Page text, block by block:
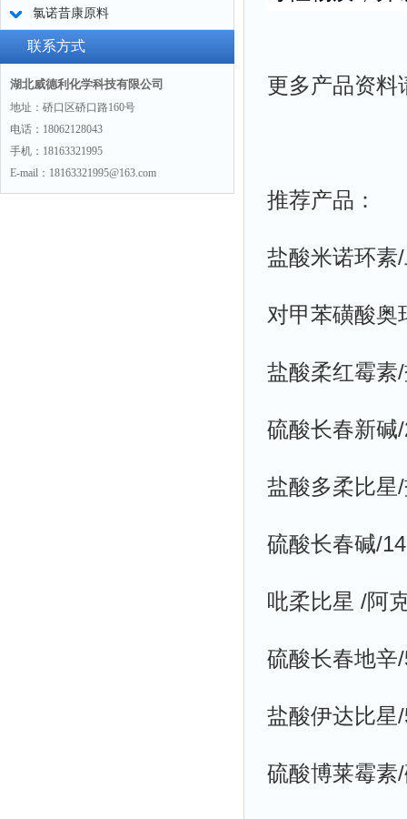
氯诺昔康原料
联系方式
湖北威德利化学科技有限公司
地址：硚口区硚口路160号
电话：18062128043
手机：18163321995
E-mail：18163321995@163.com
更多产品资料
推荐产品：
盐酸米诺环素
对甲苯磺酸奥
盐酸柔红霉素
硫酸长春新碱
盐酸多柔比星
硫酸长春碱/
吡柔比星 /阿
硫酸长春地辛
盐酸伊达比星
硫酸博莱霉素